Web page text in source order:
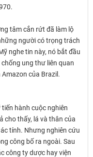
tâm cắn rứt đã làm lộ
người có trọng trách
nghe tin này, nó bắt đầu
ung thư liên quan
của Brazil.
hành cuộc nghiên
cho thấy, lá và thân của
tính. Nhưng nghiên cứu
công bố ra ngoài. Sau
công ty dược hay viện